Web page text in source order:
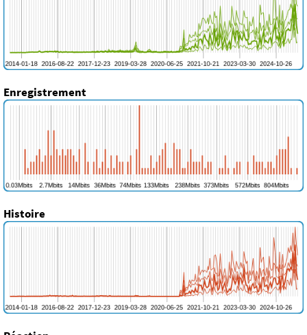
Enregistrement
Histoire